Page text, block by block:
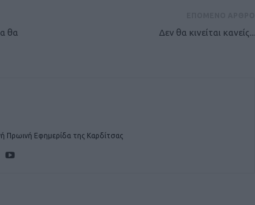
θα
Δεν θα κινείται κανείς...
Πρωινή Εφημερίδα της Καρδίτσας